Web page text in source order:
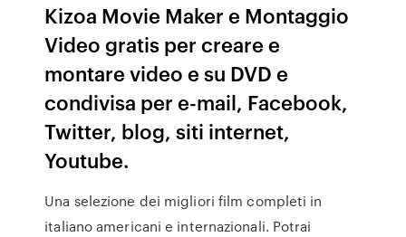
Kizoa Movie Maker e Montaggio
Video gratis per creare e
montare video e su DVD e
condivisa per e-mail, Facebook,
Twitter, blog, siti internet,
Youtube.
Una selezione dei migliori film completi in
italiano americani e internazionali. Potrai